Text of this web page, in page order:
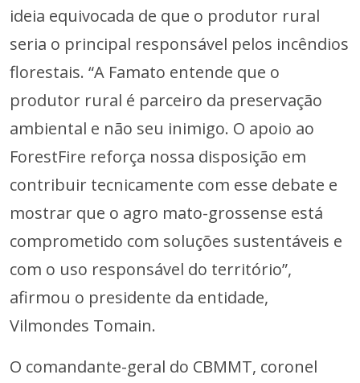
ideia equivocada de que o produtor rural
seria o principal responsável pelos incêndios
florestais. “A Famato entende que o
produtor rural é parceiro da preservação
ambiental e não seu inimigo. O apoio ao
ForestFire reforça nossa disposição em
contribuir tecnicamente com esse debate e
mostrar que o agro mato-grossense está
comprometido com soluções sustentáveis e
com o uso responsável do território”,
afirmou o presidente da entidade,
Vilmondes Tomain.
O comandante-geral do CBMMT, coronel